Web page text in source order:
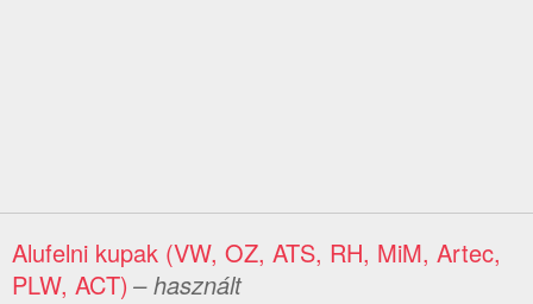
Alufelni kupak (VW, OZ, ATS, RH, MiM, Artec,
PLW, ACT) – használt